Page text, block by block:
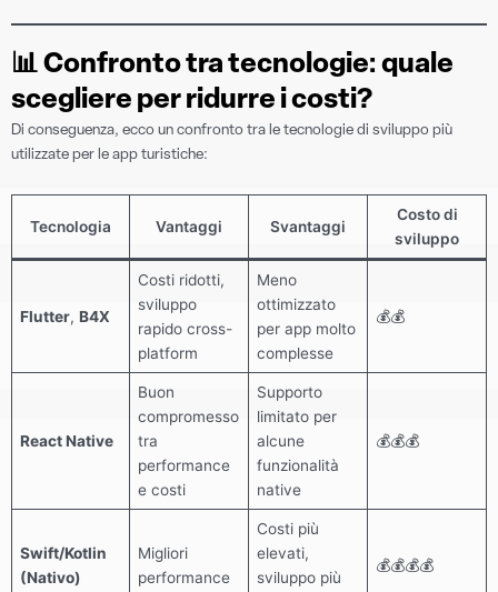
📊 Confronto tra tecnologie: quale
scegliere per ridurre i costi?
Di conseguenza, ecco un confronto tra le tecnologie di sviluppo più
utilizzate per le app turistiche:
Tecnologia Vantaggi Svantaggi
Costo di
sviluppo
Flutter, B4X
Costi ridotti,
sviluppo
rapido cross-
platform
Meno
ottimizzato
per app molto
complesse
💰💰
React Native
Buon
compromesso
tra
performance
e costi
Supporto
limitato per
alcune
funzionalità
native
💰💰💰
Swift/Kotlin
(Nativo)
Migliori
performance
Costi più
elevati,
sviluppo più
💰💰💰💰